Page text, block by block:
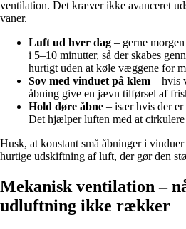
ventilation. Det kræver ikke avanceret
vaner.
Luft ud hver dag – gerne
i 5–10 minutter, så der skabes
hurtigt uden at køle væggene for
Sov med vinduet på klem – hvis
åbning give en jævn tilførsel af
Hold døre åbne – især hvis der
Det hjælper luften med at
Husk, at konstant små åbninger i
hurtige udskiftning af luft, der gør den
Mekanisk ventilation –
udluftning ikke rækker